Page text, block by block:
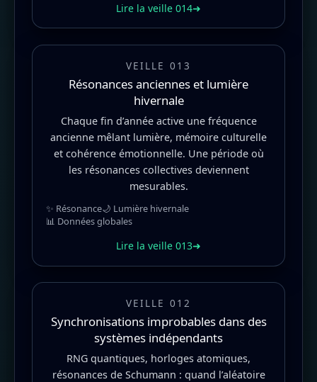
Lire la veille 014➜
VEILLE 013
Résonances anciennes et lumière
hivernale
Chaque fin d’année active une fréquence
ancienne mêlant lumière, mémoire culturelle
et cohérence émotionnelle. Une période où
les résonances collectives deviennent
mesurables.
✨ Résonance🌙 Lumière hivernale
📊 Données globales
Lire la veille 013➜
VEILLE 012
Synchronisations improbables dans des
systèmes indépendants
RNG quantiques, horloges atomiques,
résonances de Schumann : quand l’aléatoire